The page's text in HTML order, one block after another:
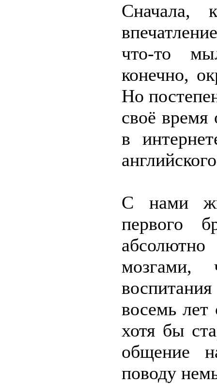
Сначала,
что-то
конечно,
Но
своё
в
С нами
первого
мозгами,
восемь
хотя бы
общение
поводу